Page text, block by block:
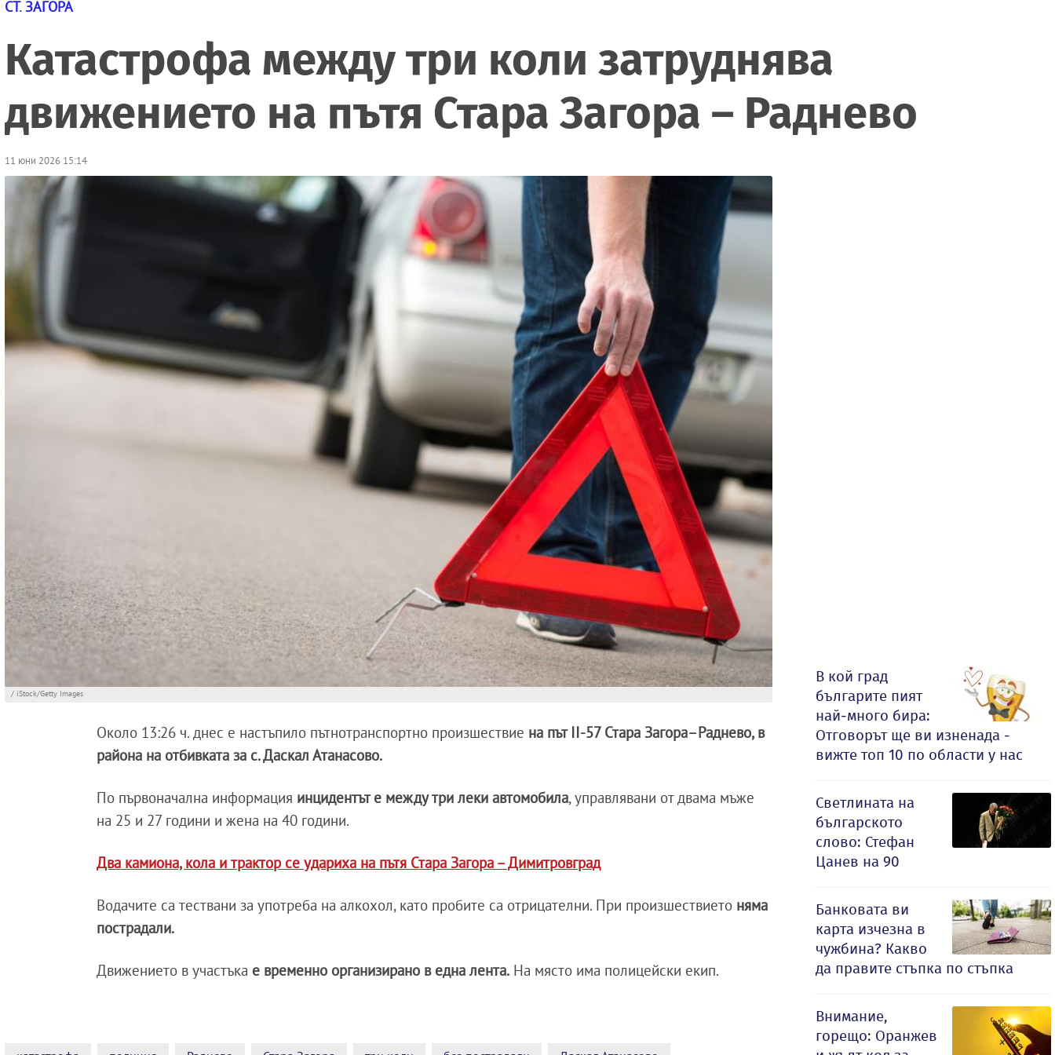
СТ. ЗАГОРА
Катастрофа между три коли затруднява
движението на пътя Стара Загора – Раднево
11 юни 2026 15:14
/ iStock/Getty Images
Около 13:26 ч. днес е настъпило пътнотранспортно произшествие на път II-57 Стара Загора–Раднево, в
района на отбивката за с. Даскал Атанасово.
По първоначална информация инцидентът е между три леки автомобила, управлявани от двама мъже
на 25 и 27 години и жена на 40 години.
Два камиона, кола и трактор се удариха на пътя Стара Загора – Димитровград
Водачите са тествани за употреба на алкохол, като пробите са отрицателни. При произшествието няма
пострадали.
Движението в участъка е временно организирано в една лента. На място има полицейски екип.
В кой град
българите пият
най-много бира:
Отговорът ще ви изненада -
вижте топ 10 по области у нас
Светлината на
българското
слово: Стефан
Цанев на 90
Банковата ви
карта изчезна в
чужбина? Какво
да правите стъпка по стъпка
Внимание,
горещо: Оранжев